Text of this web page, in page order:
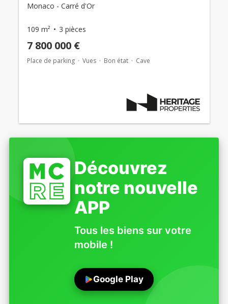
Monaco - Carré d'Or
109 m² 3 pièces
7 800 000 €
Place de parking Vues Bon état Cave
Découvrez
notre nouvelle
APP
Tous les biens sur votre
mobile !
Google Play